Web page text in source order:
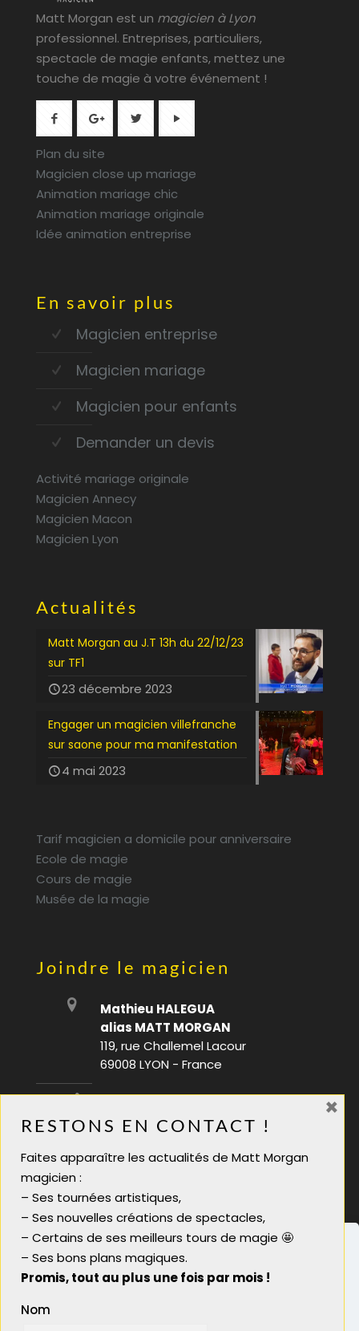
Matt Morgan est un magicien à Lyon
professionnel. Entreprises, particuliers,
spectacle de magie enfants, mettez une
touche de magie à votre événement !
Plan du site
Magicien close up mariage
Animation mariage chic
Animation mariage originale
Idée animation entreprise
En savoir plus
Magicien entreprise
Magicien mariage
Magicien pour enfants
Demander un devis
Activité mariage originale
Magicien Annecy
Magicien Macon
Magicien Lyon
Actualités
Matt Morgan au J.T 13h du 22/12/23
sur TF1
23 décembre 2023
Engager un magicien villefranche
sur saone pour ma manifestation
4 mai 2023
Tarif magicien a domicile pour anniversaire
Ecole de magie
Cours de magie
Musée de la magie
Joindre le magicien
Mathieu HALEGUA
alias MATT MORGAN
119, rue Challemel Lacour
69008 LYON - France
Magicien soirée tarif
Magicien pour soirée
Magicien close up lyon
Magicien close-up
RESTONS EN CONTACT !
Faites apparaître les actualités de Matt Morgan
magicien :
– Ses tournées artistiques,
– Ses nouvelles créations de spectacles,
– Certains de ses meilleurs tours de magie 🤩
– Ses bons plans magiques.
Promis, tout au plus une fois par mois !
Nom
×